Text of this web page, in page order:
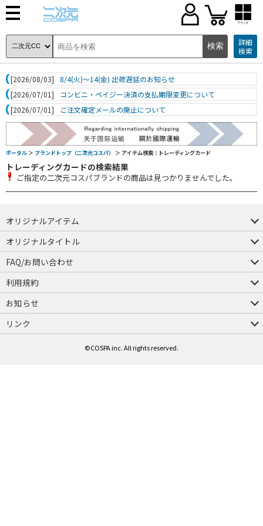
ブランド
詳細
検索
[2026/08/03]
8/4(火)～14(金) 出荷遅延のお知らせ
[2026/07/01]
コンビニ・ペイジー決済の支払期限変更について
[2026/07/01]
ご注文確定メールの廃止について
ポータル ＞ ブランドトップ（二次元コスパ） ＞ アイテム検索：トレーディングカード
トレーディングカードの検索結果
ご指定の二次元コスパブランドの商品は見つかりませんでした。
オリジナルアイテム
つままれ
つかまれ
ピョコッテ
オリジナルタイトル
アイテムヤ
ミスカトニック大學購買部
FAQ/お問い合わせ
FAQ
お問い合わせ
利用規約
会員規約・ポイント規約
特定商取引法に関する表示
プライバシーポリシー
お知らせ
店舗情報
採用情報
発売日変更のお知らせ
販売代理店・取扱店募集
海外のご案内（English）
リンク
©COSPA inc. All rights reserved.